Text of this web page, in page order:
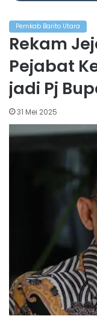
Pemkab Barito Utara
Rekam
Pejabat
jadi Pj
31 Mei 2025